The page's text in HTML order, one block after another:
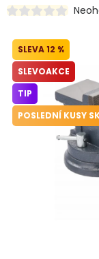
Dílna
Domácnost
Dětská hřiště
12 %
SLEVOAKCE
TIP
POSLEDNÍ KUSY